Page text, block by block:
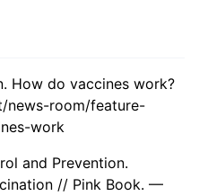
How do vaccines work?
news-room/feature-
work
and Prevention.
// Pink Book. —